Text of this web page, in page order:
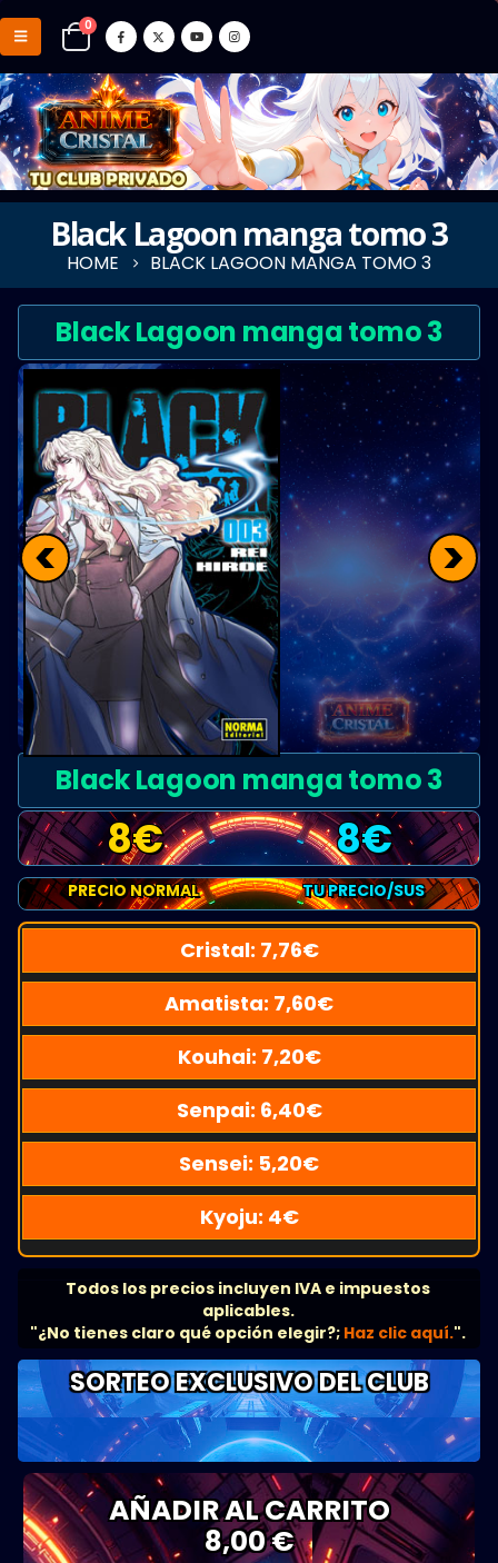
0
Black Lagoon manga tomo 3
HOME BLACK LAGOON MANGA TOMO 3
Black Lagoon manga tomo 3
< >
Black Lagoon manga tomo 3
8€ 8€
PRECIO NORMAL TU PRECIO/SUS
Cristal: 7,76€
Amatista: 7,60€
Kouhai: 7,20€
Senpai: 6,40€
Sensei: 5,20€
Kyoju: 4€
Todos los precios incluyen IVA e impuestos
aplicables.
"¿No tienes claro qué opción elegir?; Haz clic aquí.".
SORTEO EXCLUSIVO DEL CLUB
AÑADIR AL CARRITO
8,00 €